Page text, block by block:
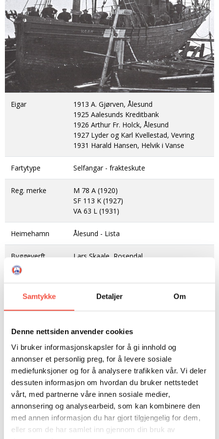
Samtykke Detaljer Om
Denne nettsiden anvender cookies
Vi bruker informasjonskapsler for å gi innhold og
annonser et personlig preg, for å levere sosiale
mediefunksjoner og for å analysere trafikken vår. Vi deler
dessuten informasjon om hvordan du bruker nettstedet
vårt, med partnerne våre innen sosiale medier,
annonsering og analysearbeid, som kan kombinere den
med annen informasjon du har gjort tilgjengelig for dem,
eller som de har samlet inn gjennom din bruk av
PERSONVERNERKLÆRING
ISHAVSQUIZ
FORTELLINGAR
KONTAKT
OPNINGSTIDER
Eigar
1913 A. Gjørven, Ålesund
1925 Aalesunds Kreditbank
1926 Arthur Fr. Holck, Ålesund
1927 Lyder og Karl Kvellestad, Vevring
1931 Harald Hansen, Helvik i Vanse
Fartytype Selfangar - frakteskute
Reg. merke
M 78 A (1920)
SF 113 K (1927)
VA 63 L (1931)
Heimehamn Ålesund - Lista
Byggeverft Lars Skaale, Rosendal
Byggeår
Byggematerial
byggeår
Mål i lengde
etter
82,8 fot
Mål i breidde,
byggeår
19,5 fot
Mål i breidde
19,6 fot